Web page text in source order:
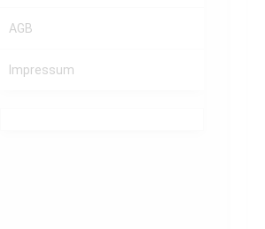
AGB
Impressum